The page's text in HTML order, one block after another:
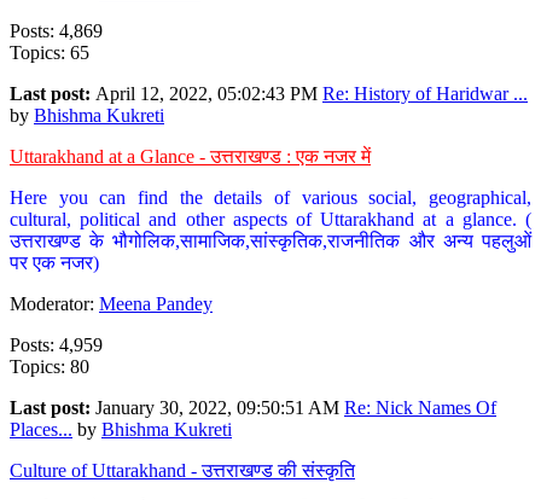
Posts: 4,869
Topics: 65
Last post: April 12, 2022, 05:02:43 PM Re: History of Haridwar ...
by Bhishma Kukreti
Uttarakhand at a Glance - उत्तराखण्ड : एक नजर में
Here you can find the details of various social, geographical,
cultural, political and other aspects of Uttarakhand at a glance. (
उत्तराखण्ड के भौगोलिक,सामाजिक,सांस्कृतिक,राजनीतिक और अन्य पहलुओं
पर एक नजर)
Moderator: Meena Pandey
Posts: 4,959
Topics: 80
Last post: January 30, 2022, 09:50:51 AM Re: Nick Names Of
Places... by Bhishma Kukreti
Culture of Uttarakhand - उत्तराखण्ड की संस्कृति